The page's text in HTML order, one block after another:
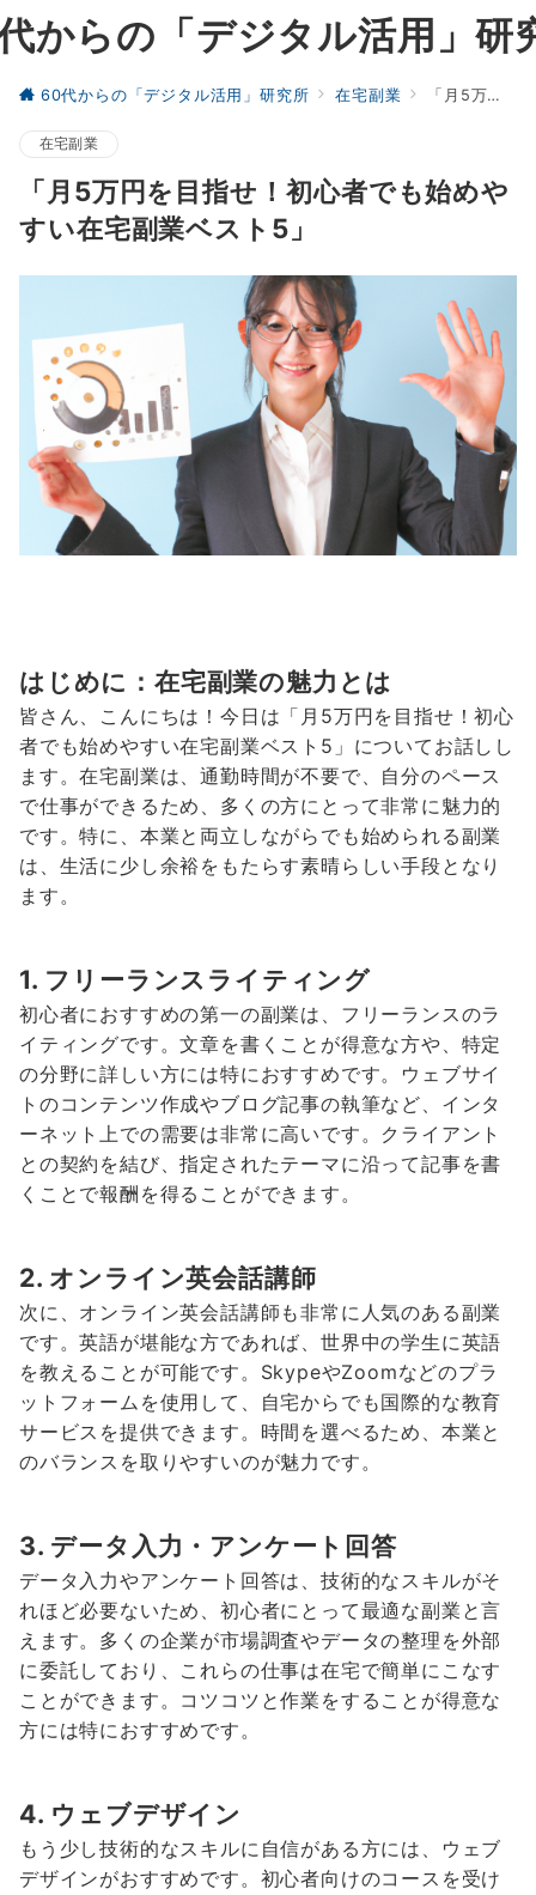
からの「デジタル活用」研
60代からの「デジタル活用」研究所 在宅副業 「月5万円を目指せ！初心者でも始めやすい在宅副業ベスト5」
在宅副業
「月5万円を目指せ！初心者でも始めや
すい在宅副業ベスト5」
はじめに：在宅副業の魅力とは
皆さん、こんにちは！今日は「月5万円を目指せ！初心
者でも始めやすい在宅副業ベスト5」についてお話しし
ます。在宅副業は、通勤時間が不要で、自分のペース
で仕事ができるため、多くの方にとって非常に魅力的
です。特に、本業と両立しながらでも始められる副業
は、生活に少し余裕をもたらす素晴らしい手段となり
ます。
1. フリーランスライティング
初心者におすすめの第一の副業は、フリーランスのラ
イティングです。文章を書くことが得意な方や、特定
の分野に詳しい方には特におすすめです。ウェブサイ
トのコンテンツ作成やブログ記事の執筆など、インタ
ーネット上での需要は非常に高いです。クライアント
との契約を結び、指定されたテーマに沿って記事を書
くことで報酬を得ることができます。
2. オンライン英会話講師
次に、オンライン英会話講師も非常に人気のある副業
です。英語が堪能な方であれば、世界中の学生に英語
を教えることが可能です。SkypeやZoomなどのプラ
ットフォームを使用して、自宅からでも国際的な教育
サービスを提供できます。時間を選べるため、本業と
のバランスを取りやすいのが魅力です。
3. データ入力・アンケート回答
データ入力やアンケート回答は、技術的なスキルがそ
れほど必要ないため、初心者にとって最適な副業と言
えます。多くの企業が市場調査やデータの整理を外部
に委託しており、これらの仕事は在宅で簡単にこなす
ことができます。コツコツと作業をすることが得意な
方には特におすすめです。
4. ウェブデザイン
もう少し技術的なスキルに自信がある方には、ウェブ
デザインがおすすめです。初心者向けのコースを受け